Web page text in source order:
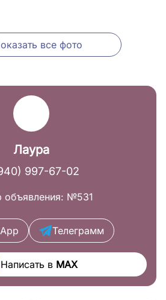
все фото
Лаура
997-67-02
объявления: №531
Телеграмм
Написать вMAX